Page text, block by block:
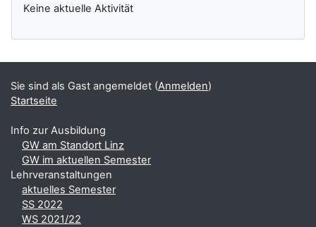
Keine aktuelle Aktivität
Sie sind als Gast angemeldet (Anmelden)
Startseite
Info zur Ausbildung
GW am Standort Linz
GW im aktuellen Semester
Lehrveranstaltungen
aktuelles Semester
SS 2022
WS 2021/22